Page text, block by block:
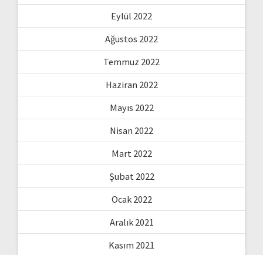
Eylül 2022
Ağustos 2022
Temmuz 2022
Haziran 2022
Mayıs 2022
Nisan 2022
Mart 2022
Şubat 2022
Ocak 2022
Aralık 2021
Kasım 2021